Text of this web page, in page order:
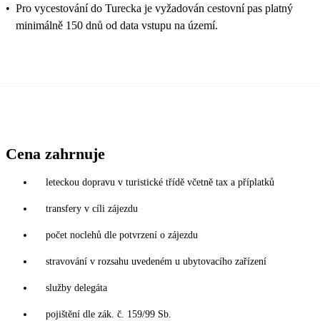
• Pro vycestování do Turecka je vyžadován cestovní pas platný
minimálně 150 dnů od data vstupu na území.
Cena zahrnuje
leteckou dopravu v turistické třídě včetně tax a příplatků
transfery v cíli zájezdu
počet noclehů dle potvrzení o zájezdu
stravování v rozsahu uvedeném u ubytovacího zařízení
služby delegáta
pojištění dle zák. č. 159/99 Sb.